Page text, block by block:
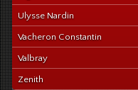
Ulysse Nardin
Vacheron Constantin
Valbray
Zenith